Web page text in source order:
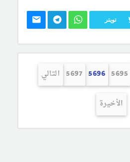
تويتر
5695
5696
5697 التالي
الأخيرة